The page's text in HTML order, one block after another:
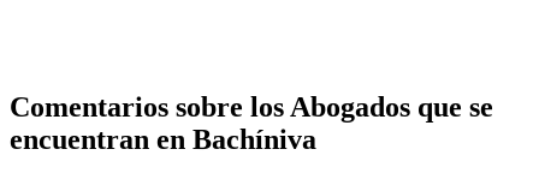
Comentarios sobre los Abogados que se
encuentran en Bachíniva